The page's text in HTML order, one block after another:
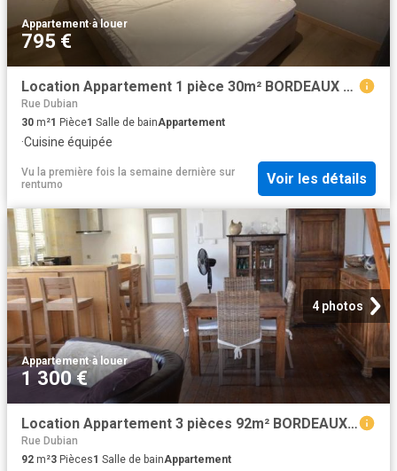
Appartement·à louer
795 €
Location Appartement 1 pièce 30m² BORDEAUX 33000
Rue Dubian
30 m²1 Pièce1 Salle de bainAppartement
·Cuisine équipée
Vu la première fois la semaine dernière sur
rentumo
Voir les détails
4 photos
Appartement·à louer
1 300 €
Location Appartement 3 pièces 92m² BORDEAUX 33000
Rue Dubian
92 m²3 Pièces1 Salle de bainAppartement